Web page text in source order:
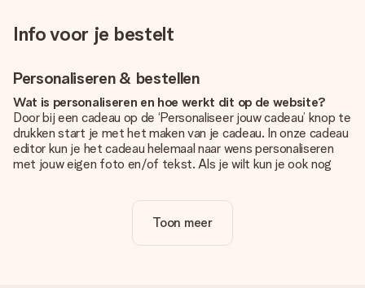
Info voor je bestelt
Personaliseren & bestellen
Wat is personaliseren en hoe werkt dit op de website?
Door bij een cadeau op de ‘Personaliseer jouw cadeau’ knop te
drukken start je met het maken van je cadeau. In onze cadeau
editor kun je het cadeau helemaal naar wens personaliseren
met jouw eigen foto en/of tekst. Als je wilt kun je ook nog
Is personalisatie in de prijs inbegrepen?
De prijs die op de website wordt getoond is inclusief de
Toon meer